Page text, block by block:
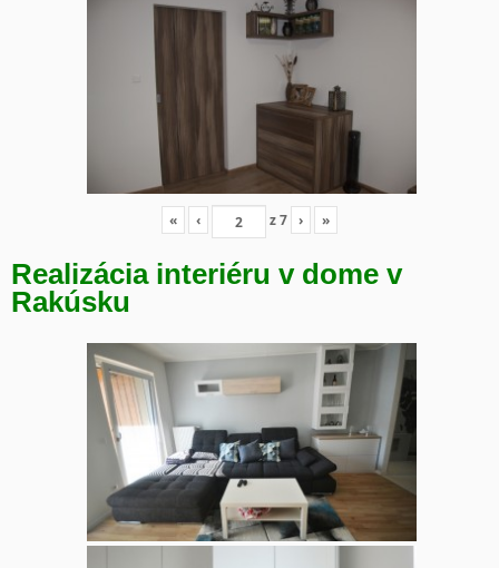
« ‹ z7 › »
Realizácia interiéru v dome v
Rakúsku